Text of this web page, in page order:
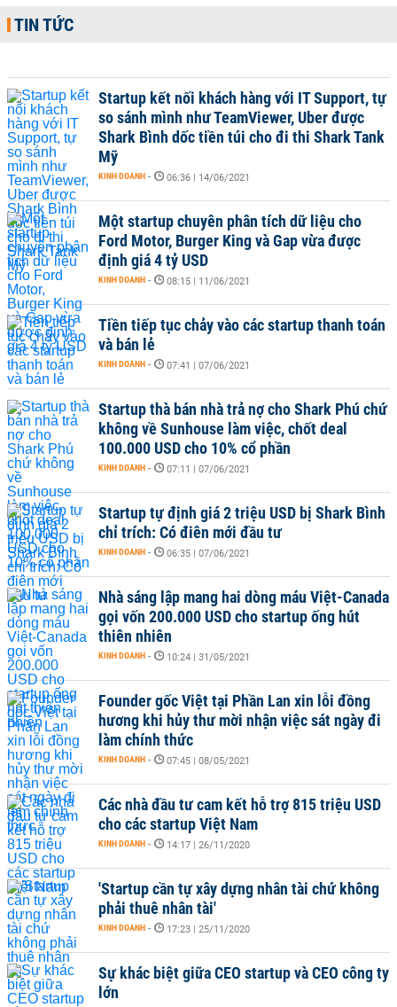
TIN TỨC
Startup kết nối khách hàng với IT Support, tự
so sánh mình như TeamViewer, Uber được
Shark Bình dốc tiền túi cho đi thi Shark Tank
Mỹ
KINH DOANH - 06:36 | 14/06/2021
Một startup chuyên phân tích dữ liệu cho
Ford Motor, Burger King và Gap vừa được
định giá 4 tỷ USD
KINH DOANH - 08:15 | 11/06/2021
Tiền tiếp tục chảy vào các startup thanh toán
và bán lẻ
KINH DOANH - 07:41 | 07/06/2021
Startup thà bán nhà trả nợ cho Shark Phú chứ
không về Sunhouse làm việc, chốt deal
100.000 USD cho 10% cổ phần
KINH DOANH - 07:11 | 07/06/2021
Startup tự định giá 2 triệu USD bị Shark Bình
chỉ trích: Có điên mới đầu tư
KINH DOANH - 06:35 | 07/06/2021
Nhà sáng lập mang hai dòng máu Việt-Canada
gọi vốn 200.000 USD cho startup ống hút
thiên nhiên
KINH DOANH - 10:24 | 31/05/2021
Founder gốc Việt tại Phần Lan xin lỗi đồng
hương khi hủy thư mời nhận việc sát ngày đi
làm chính thức
KINH DOANH - 07:45 | 08/05/2021
Các nhà đầu tư cam kết hỗ trợ 815 triệu USD
cho các startup Việt Nam
KINH DOANH - 14:17 | 26/11/2020
'Startup cần tự xây dựng nhân tài chứ không
phải thuê nhân tài'
KINH DOANH - 17:23 | 25/11/2020
Sự khác biệt giữa CEO startup và CEO công ty
lớn